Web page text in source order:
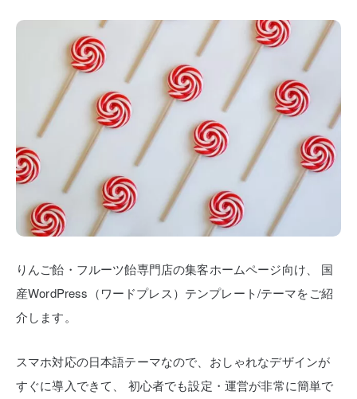
りんご飴・フルーツ飴専門店の集客ホームページ向け、
国
産WordPress（ワードプレス）テンプレート/テーマをご紹
介します。
スマホ対応の日本語テーマなので、おしゃれなデザインが
すぐに導入できて、
初心者でも設定・運営が非常に簡単で